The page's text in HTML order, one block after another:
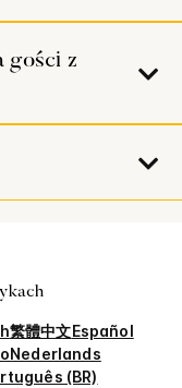
gości z
繁體中文Español
Nederlands
(BR)